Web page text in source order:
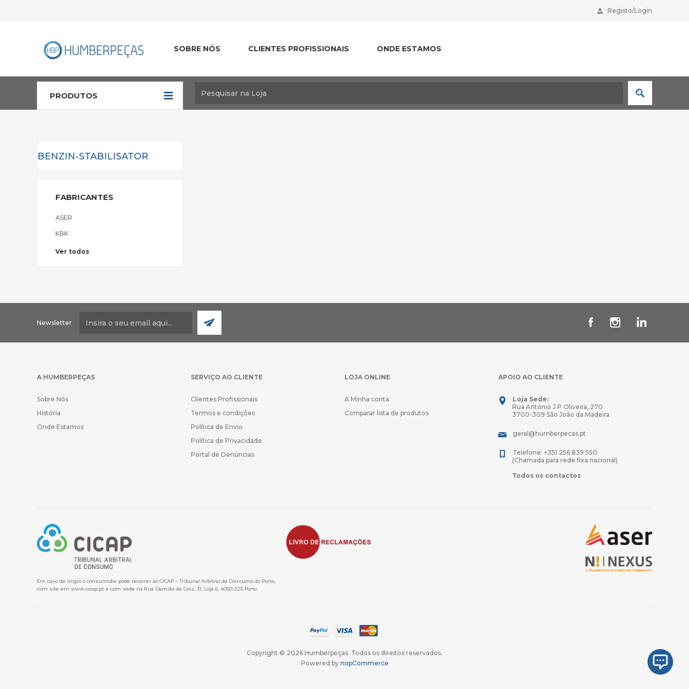
Registo/Login
SOBRE NÓS CLIENTES PROFISSIONAIS ONDE ESTAMOS
PRODUTOS
BENZIN-STABILISATOR
FABRICANTES
ASER
KBK
Ver todos
Newsletter
A HUMBERPEÇAS
Sobre Nós
História
Onde Estamos
SERVIÇO AO CLIENTE
Clientes Profissionais
Termos e condições
Política de Envio
Política de Privacidade
Portal de Denúncias
LOJA ONLINE
A Minha conta
Comparar lista de produtos
APOIO AO CLIENTE
Loja Sede:
Rua António J P Oliveira, 270
3700-309 São João da Madeira
geral@humberpecas.pt
Telefone: +351 256 839 550
(Chamada para rede fixa nacional)
Todos os contactos
Em caso de litígio o consumidor pode recorrer ao CICAP – Tribunal Arbitral de Consumo do Porto,
com site em www.cicap.pt e com sede na Rua Damião de Góis, 31, Loja 6, 4050-225 Porto.
Copyright © 2026 Humberpeças. Todos os direitos reservados.
Powered by nopCommerce